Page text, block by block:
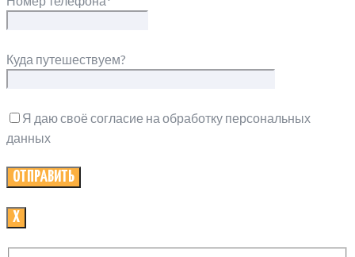
Куда путешествуем?
Я даю своё согласие на обработку персональных
данных
Х